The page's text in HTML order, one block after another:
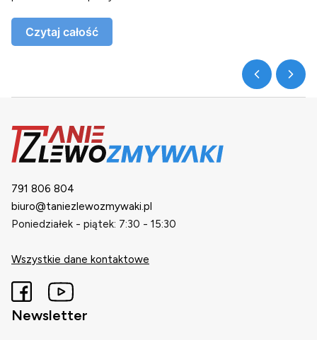
Czytaj całość
791 806 804
biuro@taniezlewozmywaki.pl
Poniedziałek - piątek: 7:30 - 15:30
Wszystkie dane kontaktowe
Newsletter